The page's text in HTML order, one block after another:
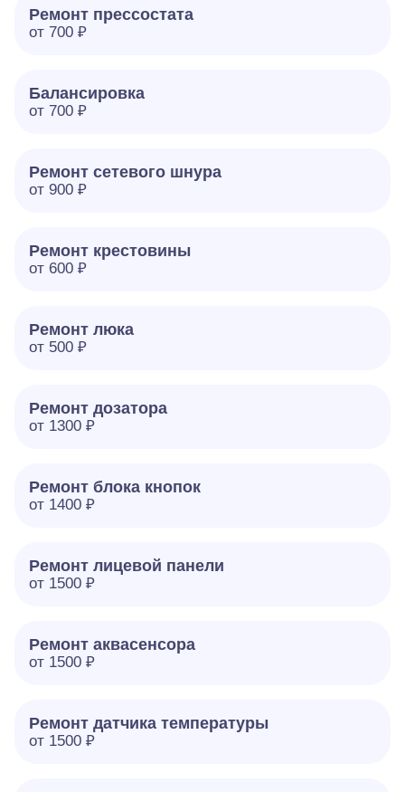
Ремонт прессостата
от 700 ₽
Балансировка
от 700 ₽
Ремонт сетевого шнура
от 900 ₽
Ремонт крестовины
от 600 ₽
Ремонт люка
от 500 ₽
Ремонт дозатора
от 1300 ₽
Ремонт блока кнопок
от 1400 ₽
Ремонт лицевой панели
от 1500 ₽
Ремонт аквасенсора
от 1500 ₽
Ремонт датчика температуры
от 1500 ₽